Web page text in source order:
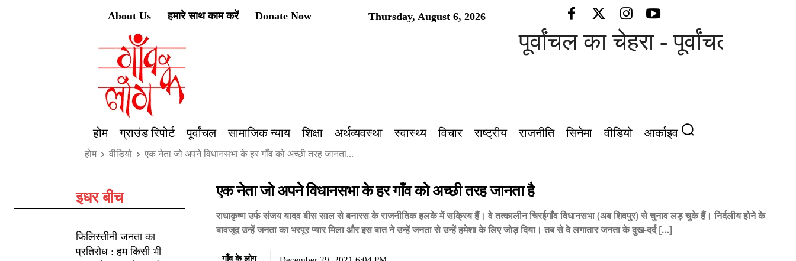
Thursday, August 6, 2026
About Us हमारे साथ काम करें Donate Now
पूर्वांचल का चेहरा - पूर्वांचल की
होम ग्राउंड रिपोर्ट पूर्वांचल सामाजिक न्याय शिक्षा अर्थव्यवस्था स्वास्थ्य विचार राष्ट्रीय राजनीति सिनेमा वीडियो आर्काइव
होम वीडियो एक नेता जो अपने विधानसभा के हर गाँव को अच्छी तरह जानता...
इधर बीच
फिलिस्तीनी जनता का
प्रतिरोध : हम किसी भी
एक नेता जो अपने विधानसभा के हर गाँव को अच्छी तरह जानता है
राधाकृष्ण उर्फ संजय यादव बीस साल से बनारस के राजनीतिक हलके में सक्रिय हैं। वे तत्कालीन चिरईगाँव विधानसभा (अब शिवपुर) से चुनाव लड़ चुके हैं। निर्दलीय होने के
बावजूद उन्हें जनता का भरपूर प्यार मिला और इस बात ने उन्हें जनता से उन्हें हमेशा के लिए जोड़ दिया। तब से वे लगातार जनता के दुख-दर्द […]
गाँव के लोग